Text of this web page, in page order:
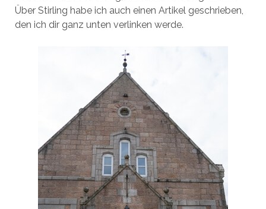
Über Stirling habe ich auch einen Artikel geschrieben,
den ich dir ganz unten verlinken werde.